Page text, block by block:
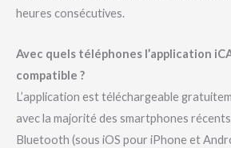
heures consécutives.
Avec quels téléphones l’application
compatible ?
L’application est téléchargeable
avec la majorité des smartphones
Bluetooth (sous iOS pour iPhone et